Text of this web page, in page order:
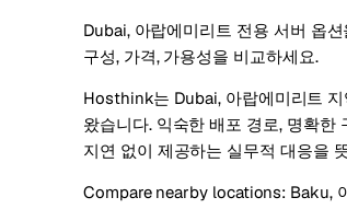
Dubai, 아랍에미리트 전용 서버 옵
구성, 가격, 가용성을 비교하세요.
Hosthink는 Dubai, 아랍에미리트
왔습니다. 익숙한 배포 경로, 명확한
지연 없이 제공하는 실무적 대응을
Compare nearby locations: Baku,